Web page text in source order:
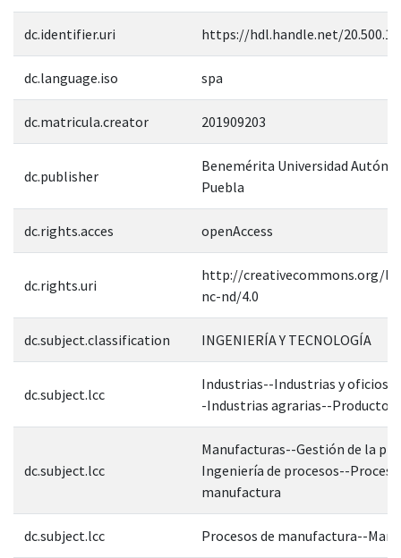
dc.identifier.uri https://hdl.handle.net/
dc.language.iso spa
dc.matricula.creator 201909203
dc.publisher
Benemérita Universidad
Puebla
dc.rights.acces openAccess
dc.rights.uri
http://creativecommons.org/
nc-nd/4.0
dc.subject.classification INGENIERÍA Y TECNOLOGÍA
dc.subject.lcc
Industrias--Industrias y oficios
-Industrias agrarias--Productos
dc.subject.lcc
Manufacturas--Gestión de la
Ingeniería de procesos--
manufactura
dc.subject.lcc Procesos de manufactura--